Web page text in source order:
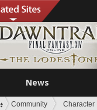
News
Community Character